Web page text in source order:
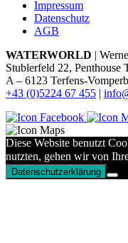
Impressum
Datenschutz
AGB
WATERWORLD |
Stublerfeld 22, Penthouse
A – 6123 Terfens-
+43 (0)5224 67 455 |
Diese Website benutzt
nutzten, gehen wir von
Datenschutzerklärung